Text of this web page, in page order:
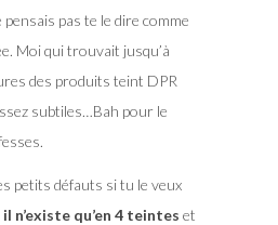
pas te le dire comme
Moi qui trouvait jusqu’à
des produits teint DPR
subtiles…Bah pour le
petits défauts si tu le veux
il n’existe qu’en 4 teintes et